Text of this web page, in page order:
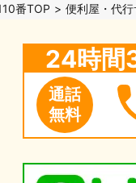
番TOP 便利屋・代行
24時間
通話
無料